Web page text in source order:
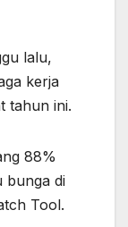
lalu,
kerja
tahun ini.
88%
bunga di
Tool.